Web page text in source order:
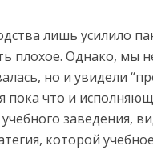
лишь усилило
плохое. Однако, мы
но и увидели
пока что и
заведения,
которой